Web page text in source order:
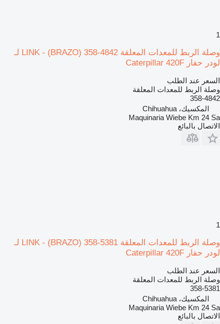
1
وصلة الربط للمعدات المعلقة LINK - (BRAZO) 358-4842 لـ
لودر حفار Caterpillar 420F
السعر عند الطلب
وصلة الربط للمعدات المعلقة
358-4842
المكسيك، Chihuahua
Maquinaria Wiebe Km 24 Sa
الاتصال بالبائع
1
وصلة الربط للمعدات المعلقة LINK - (BRAZO) 358-5381 لـ
لودر حفار Caterpillar 420F
السعر عند الطلب
وصلة الربط للمعدات المعلقة
358-5381
المكسيك، Chihuahua
Maquinaria Wiebe Km 24 Sa
الاتصال بالبائع